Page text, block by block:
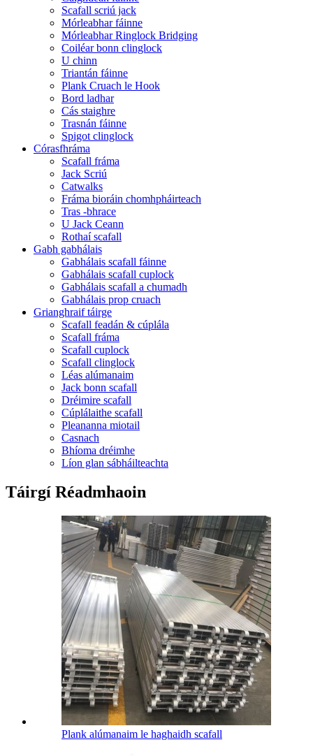
Scafall scriú jack
Mórleabhar fáinne
Mórleabhar Ringlock Bridging
Coiléar bonn clinglock
U chinn
Triantán fáinne
Plank Cruach le Hook
Bord ladhar
Cás staighre
Trasnán fáinne
Spigot clinglock
Córasfhráma
Scafall fráma
Jack Scriú
Catwalks
Fráma bioráin chomhpháirteach
Tras -bhrace
U Jack Ceann
Rothaí scafall
Gabh gabhálais
Gabhálais scafall fáinne
Gabhálais scafall cuplock
Gabhálais scafall a chumadh
Gabhálais prop cruach
Grianghraif táirge
Scafall feadán & cúplála
Scafall fráma
Scafall cuplock
Scafall clinglock
Léas alúmanaim
Jack bonn scafall
Dréimire scafall
Cúplálaithe scafall
Pleananna miotail
Casnach
Bhíoma dréimhe
Líon glan sábháilteachta
Táirgí Réadmhaoin
Plank alúmanaim le haghaidh scafall